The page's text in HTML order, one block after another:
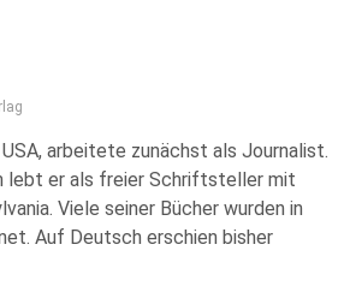
arbeitete zunächst als Journalist.
lebt er als freier Schriftsteller mit
Viele seiner Bücher wurden in
Auf Deutsch erschien bisher